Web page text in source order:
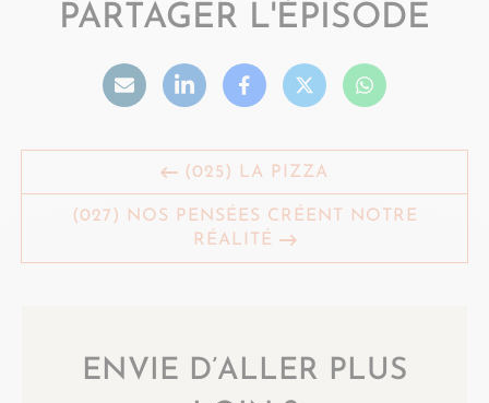
PARTAGER L'ÉPISODE
(025) LA PIZZA
(027) NOS PENSÉES CRÉENT NOTRE
RÉALITÉ
ENVIE D’ALLER PLUS